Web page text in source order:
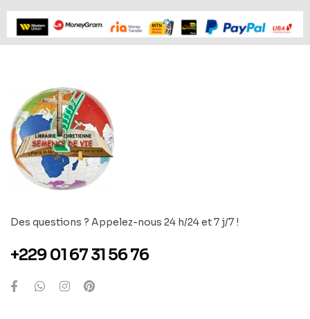
Des questions ? Appelez-nous 24 h/24 et 7 j/7 !
+229 01 67 31 56 76